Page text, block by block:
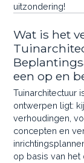
uitzondering!
Wat is het
een op en
Tuinarchitectuur
ontwerpen ligt:
verhoudingen,
concepten en
op basis van het